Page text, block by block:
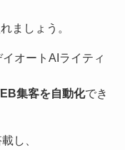
ましょう。
オートAIライティ
集客を自動化でき
し、